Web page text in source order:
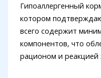
Гипоаллергенный
котором
всего содержит
компонентов, что
рационом и реакцией